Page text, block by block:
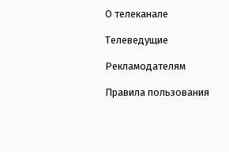
О телеканале
Телеведущие
Рекламодателям
Правила пользования